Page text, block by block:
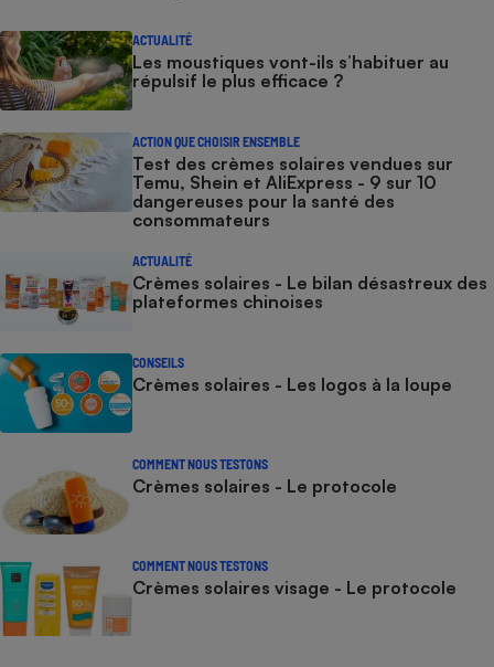
ACTUALITÉ
Les moustiques vont-ils s’habituer au
répulsif le plus efficace ?
ACTION QUE CHOISIR ENSEMBLE
Test des crèmes solaires vendues sur
Temu, Shein et AliExpress - 9 sur 10
dangereuses pour la santé des
consommateurs
ACTUALITÉ
Crèmes solaires - Le bilan désastreux des
plateformes chinoises
CONSEILS
Crèmes solaires - Les logos à la loupe
COMMENT NOUS TESTONS
Crèmes solaires - Le protocole
COMMENT NOUS TESTONS
Crèmes solaires visage - Le protocole